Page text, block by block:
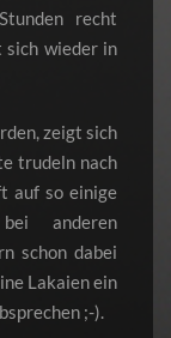
recht
sich wieder in
zeigt sich
trudeln nach
auf so einige
anderen
schon dabei
Lakaien ein
;-).